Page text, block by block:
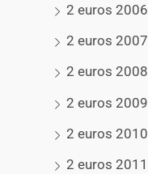
2 euros 2006
2 euros 2007
2 euros 2008
2 euros 2009
2 euros 2010
2 euros 2011